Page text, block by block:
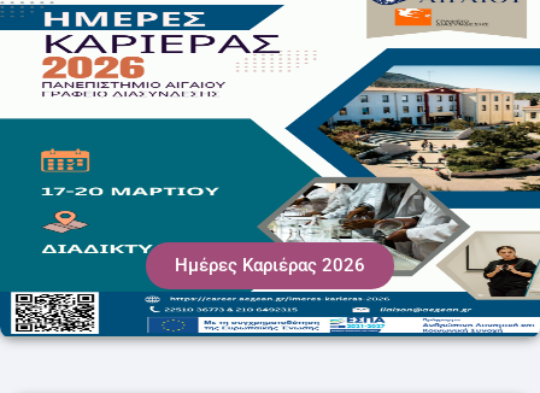
Ημέρες Καριέρας 2026